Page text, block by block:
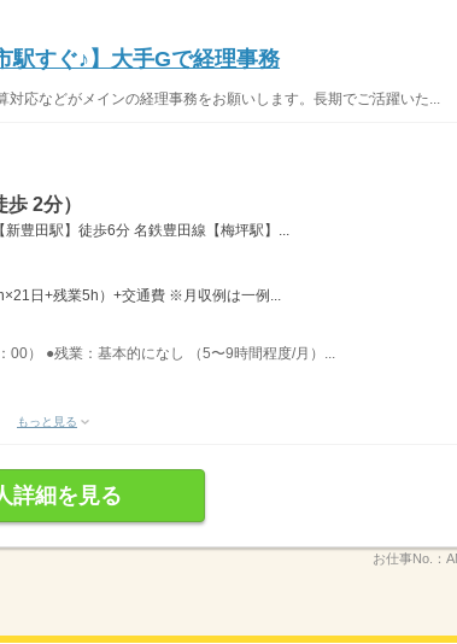
すぐ♪】大手Gで経理事務
応などがメインの経理事務をお願いします。長期でご活躍いた...
2分）
豊田駅】徒歩6分 名鉄豊田線【梅坪駅】...
日+残業5h）+交通費 ※月収例は一例...
） ●残業：基本的になし （5〜9時間程度/月）...
もっと見る
詳細を見る
お仕事No.：